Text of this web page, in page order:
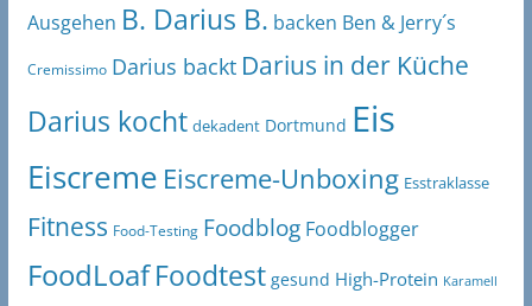
Ausgehen B. Darius B. backen Ben & Jerry´s
Cremissimo Darius backt Darius in der Küche
Darius kocht dekadent Dortmund Eis
Eiscreme Eiscreme-Unboxing Esstraklasse
Fitness Food-Testing Foodblog Foodblogger
FoodLoaf Foodtest gesund High-Protein Karamell